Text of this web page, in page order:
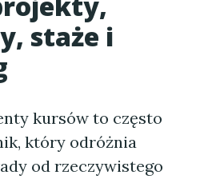
staże i
kursów to często
który odróżnia
od rzeczywistego